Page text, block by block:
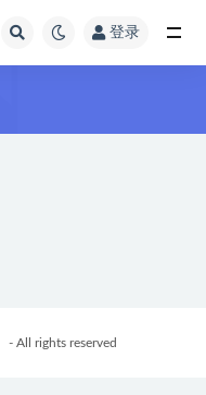
登录
- All rights reserved